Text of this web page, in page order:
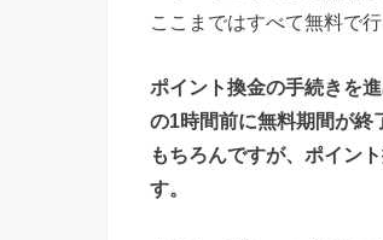
ここまではすべて無料で
ポイント換金の手続きを
の1時間前に無料期間が終
もちろんですが、ポイン
す。